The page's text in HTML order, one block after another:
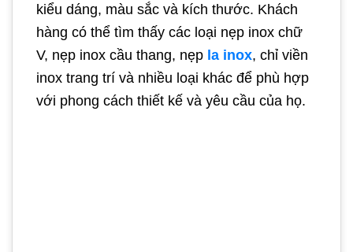
kiểu dáng, màu sắc và kích thước. Khách
hàng có thể tìm thấy các loại nẹp inox chữ
V, nẹp inox cầu thang, nẹp la inox, chỉ viền
inox trang trí và nhiều loại khác để phù hợp
với phong cách thiết kế và yêu cầu của họ.